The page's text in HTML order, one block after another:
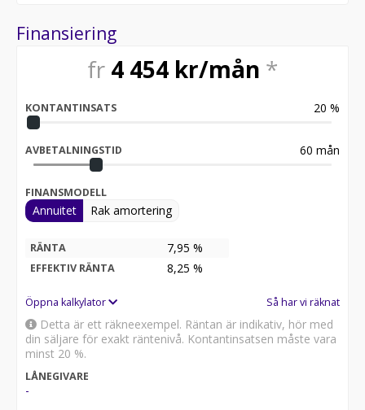
Finansiering
fr 4 454 kr/mån *
KONTANTINSATS 20 %
AVBETALNINGSTID 60 mån
FINANSMODELL
Annuitet Rak amortering
RÄNTA 7,95 %
EFFEKTIV RÄNTA 8,25 %
Öppna kalkylator Så har vi räknat
Detta är ett räkneexempel. Räntan är indikativ, hör med
din säljare för exakt räntenivå. Kontantinsatsen måste vara
minst 20 %.
LÅNEGIVARE
-